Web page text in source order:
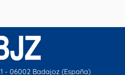
- 06002 Badajoz (España)